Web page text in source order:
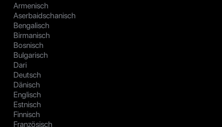
Armenisch
Aserbaidschanisch
Bengalisch
Birmanisch
Bosnisch
Bulgarisch
Dari
Deutsch
Dänisch
Englisch
Estnisch
Finnisch
Französisch